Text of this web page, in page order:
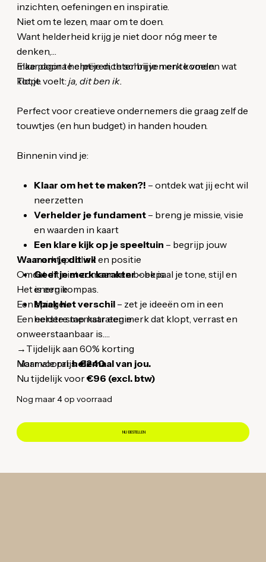
inzichten, oefeningen en inspiratie.
Niet om te lezen, maar om te doen.
Want helderheid krijg je niet door nóg meer te
denken,
maar door te creëren, te schrijven en te voelen wat
klopt.
Elke pagina helpt je dichter bij je merk komen.
Tot je voelt:ja, dit ben ik.
Perfect voor creatieve ondernemers die graag zelf de
touwtjes (en hun budget) in handen houden.
Binnenin vind je:
Klaar om het te maken?! – ontdek wat jij echt wil
neerzetten
Verhelder je fundament– breng je missie, visie
en waarden in kaart
Een klare kijk op je speeltuin – begrijp jouw
markt, publiek en positie
Geef je merk karakter– bepaal je tone, stijl en
energie
Maak het verschil– zet je ideeën om in een
heldere merkstrategie
Waarom je dit wil
Omdat dit niet zomaar een boek is.
Het is een kompas.
Een spiegel.
Een eerste stap naar een merk dat klopt, verrast en
onweerstaanbaar is.
Maar vooral:helemaal van jou.
→Tijdelijk aan 60% korting
Normale prijs:€240
Nu tijdelijk voor€96 (excl. btw)
Nog maar 4 op voorraad
NU BESTELLEN